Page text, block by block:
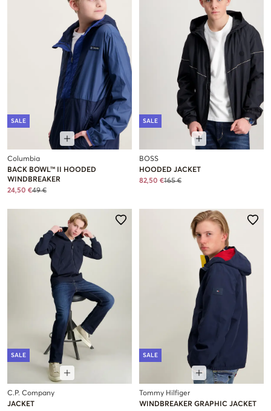
SALE
Columbia
BACK BOWL™ II HOODED
WINDBREAKER
24,50 €49 €
SALE
BOSS
HOODED JACKET
82,50 €165 €
SALE
C.P. Company
JACKET
SALE
Tommy Hilfiger
WINDBREAKER GRAPHIC JACKET